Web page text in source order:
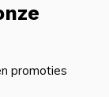
promoties